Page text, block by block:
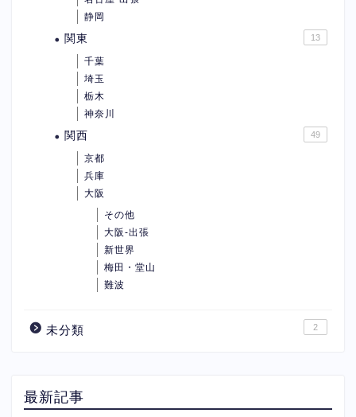
静岡
関東 13
千葉
埼玉
栃木
神奈川
関西 49
京都
兵庫
大阪
その他
大阪-出張
新世界
梅田・堂山
難波
未分類 2
最新記事